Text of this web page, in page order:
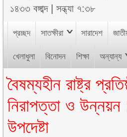
১৪৩৩ বঙ্গাব্দ|সন্ধ্যা ৭:৩৮
প্রচ্ছদ সাতক্ষীরা সারাদেশ
খেলাধুলা বিনোদন শিক্ষা অন্যান্য
বৈষম্যহীন রাষ্ট্র
নিরাপত্তা ও উন্নয়ন
উপদেষ্টা